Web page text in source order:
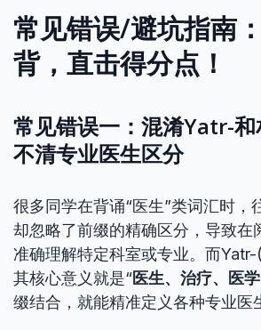
常见错误/避坑指南
背，直击得分点！
常见错误一：混淆Yatr-
不清专业医生区分
很多同学在背诵“医生”类词汇时，
却忽略了前缀的精确区分，导致在
准确理解特定科室或专业。而Yatr-
其核心意义就是“医生、治疗、医学
缀结合，就能精准定义各种专业医